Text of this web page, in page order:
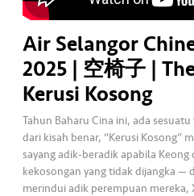
Air Selangor
2025 | 空椅子 |
Kerusi Kosong
Tahun Baharu Cina ini, ada
dari kisah benar, “Kerusi Kosong”
sayang adik-beradik apabila Keong
kekosongan yang tidak dijangka —
merindui adik perempuan mereka,
a
K
o
m
er
si
l
•••
•••